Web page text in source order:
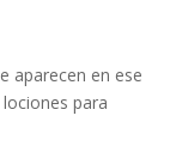
aparecen en ese
para